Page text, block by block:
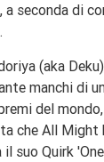
seconda di
(aka
manchi di
del
che All Might
suo Quirk